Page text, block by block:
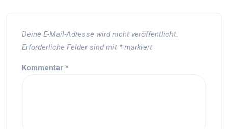
Deine E-Mail-Adresse wird nicht veröffentlicht.
Erforderliche Felder sind mit *markiert
Kommentar *